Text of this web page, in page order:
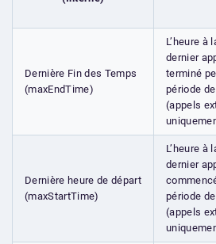
Dernière Fin des Temps
(maxEndTime)
L’heure à
dernier
terminé
période
(appels
Dernière heure de départ
(maxStartTime)
L’heure à
dernier
période
(appels